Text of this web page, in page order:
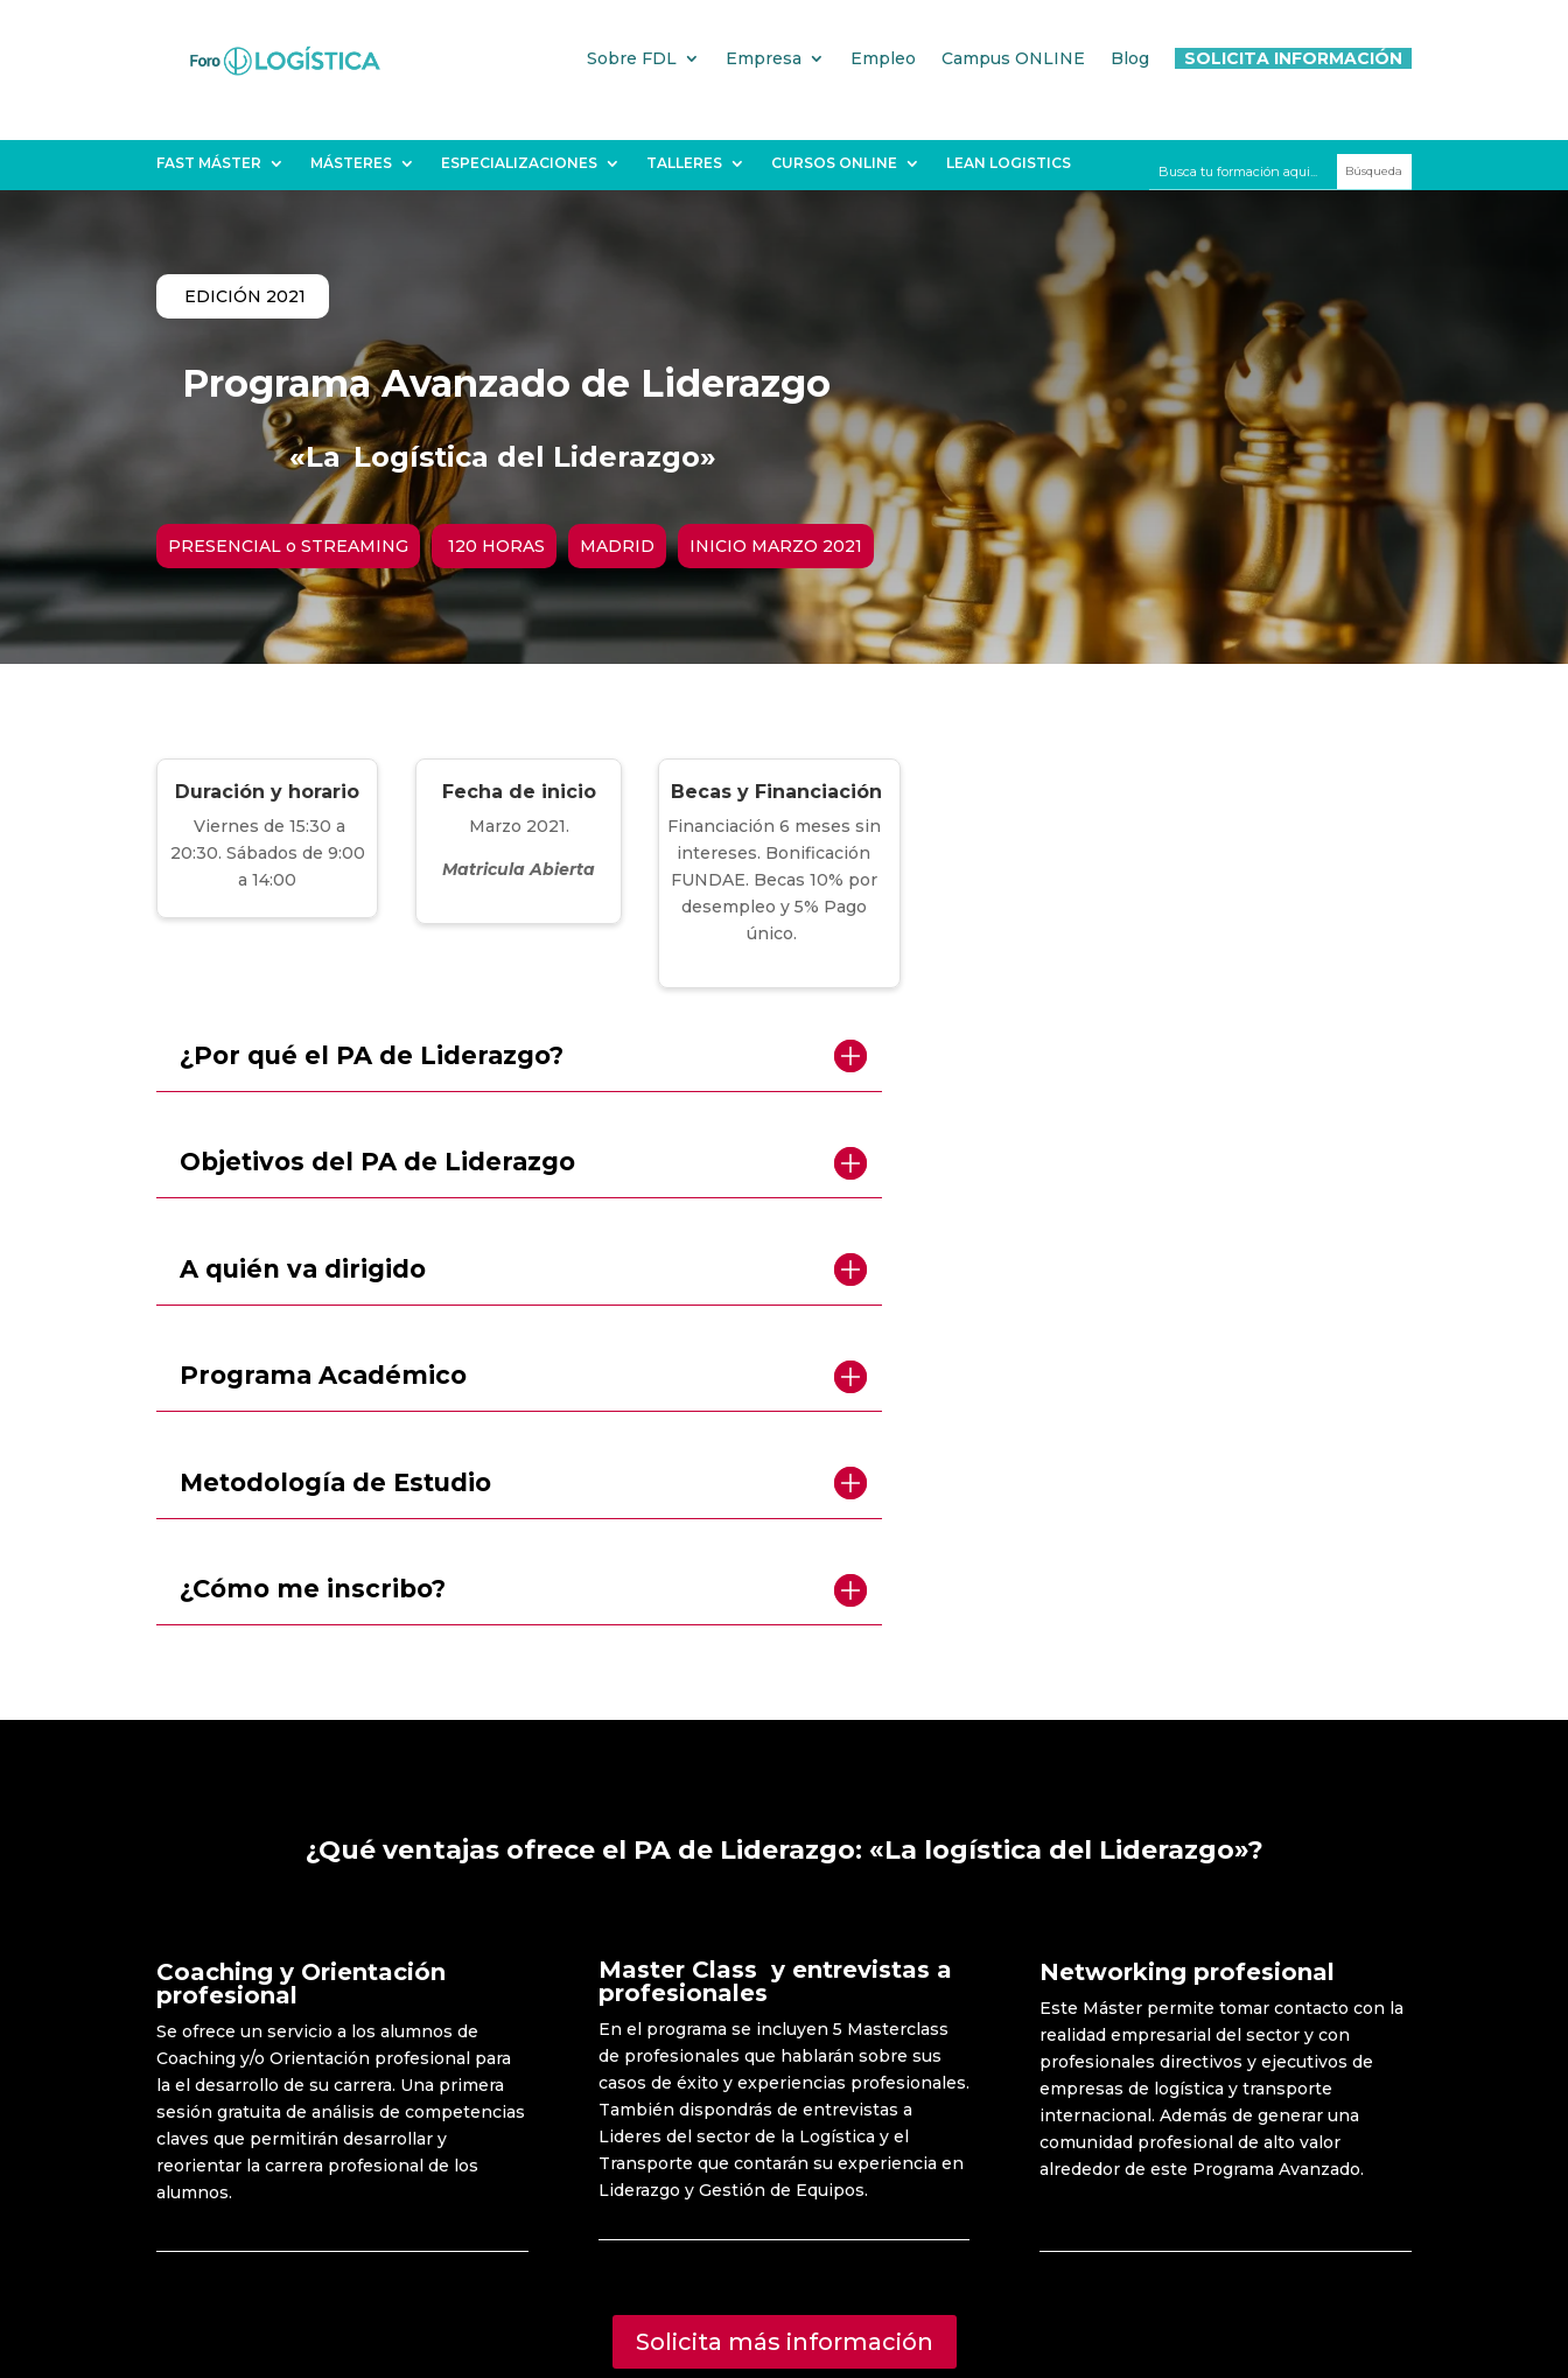
Sobre FDL Empresa Empleo Campus ONLINE Blog SOLICITA INFORMACIÓN
FAST MÁSTER MÁSTERES ESPECIALIZACIONES TALLERES CURSOS ONLINE LEAN LOGISTICS
EDICIÓN 2021
Programa Avanzado de Liderazgo
«La Logística del Liderazgo»
PRESENCIAL o STREAMING 120 HORAS MADRID INICIO MARZO 2021
Duración y horario
Viernes de 15:30 a
20:30. Sábados de 9:00
a 14:00
Fecha de inicio
Marzo 2021.
Matricula Abierta
Becas y Financiación
Financiación 6 meses sin
intereses. Bonificación
FUNDAE. Becas 10% por
desempleo y 5% Pago
único.
¿Por qué el PA de Liderazgo?
Objetivos del PA de Liderazgo
A quién va dirigido
Programa Académico
Metodología de Estudio
¿Cómo me inscribo?
¿Qué ventajas ofrece el PA de Liderazgo: «La logística del Liderazgo»?
Coaching y Orientación
profesional
Se ofrece un servicio a los alumnos de
Coaching y/o Orientación profesional para
la el desarrollo de su carrera. Una primera
sesión gratuita de análisis de competencias
claves que permitirán desarrollar y
reorientar la carrera profesional de los
alumnos.
Master Class y entrevistas a
profesionales
En el programa se incluyen 5 Masterclass
de profesionales que hablarán sobre sus
casos de éxito y experiencias profesionales.
También dispondrás de entrevistas a
Lideres del sector de la Logística y el
Transporte que contarán su experiencia en
Liderazgo y Gestión de Equipos.
Networking profesional
Este Máster permite tomar contacto con la
realidad empresarial del sector y con
profesionales directivos y ejecutivos de
empresas de logística y transporte
internacional. Además de generar una
comunidad profesional de alto valor
alrededor de este Programa Avanzado.
Solicita más información